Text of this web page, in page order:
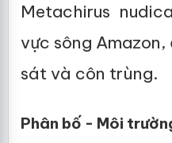
Metachirus
vực sông
sát và côn trùng.
Phân bố - Môi